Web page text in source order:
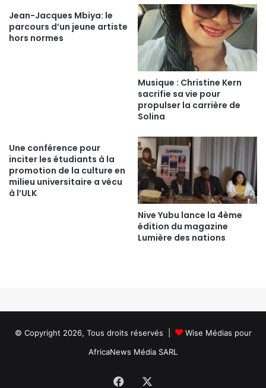
Jean-Jacques Mbiya: le
parcours d’un jeune artiste
hors normes
Musique : Christine Kern
sacrifie sa vie pour
propulser la carrière de
Solina
Une conférence pour
inciter les étudiants à la
promotion de la culture en
milieu universitaire a vécu
à l’ULK
Nive Yubu lance la 4ème
édition du magazine
Lumière des nations
© Copyright 2026, Tous droits réservés | Wise Médias pour
AfricaNews Média SARL
Facebook